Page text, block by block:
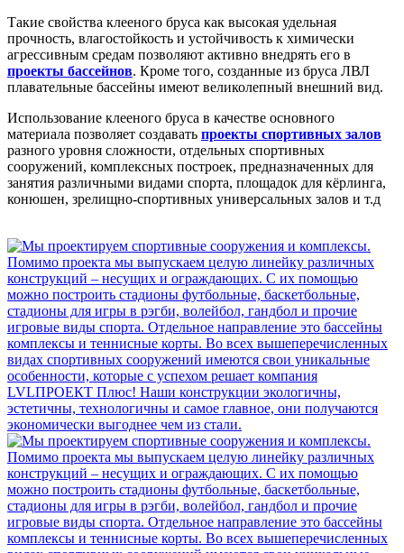
Такие свойства клееного бруса как высокая удельная
прочность, влагостойкость и устойчивость к химически
агрессивным средам позволяют активно внедрять его в
проекты бассейнов. Кроме того, созданные из бруса ЛВЛ
плавательные бассейны имеют великолепный внешний вид.
Использование клееного бруса в качестве основного
материала позволяет создавать проекты спортивных залов
разного уровня сложности, отдельных спортивных
сооружений, комплексных построек, предназначенных для
занятия различными видами спорта, площадок для кёрлинга,
конюшен, зрелищно-спортивных универсальных залов и т.д